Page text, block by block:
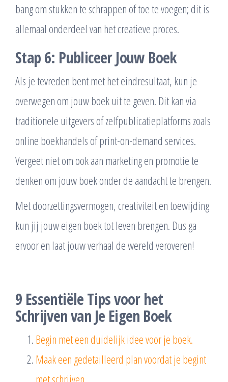
bang om stukken te schrappen of toe te voegen; dit is
allemaal onderdeel van het creatieve proces.
Stap 6: Publiceer Jouw Boek
Als je tevreden bent met het eindresultaat, kun je
overwegen om jouw boek uit te geven. Dit kan via
traditionele uitgevers of zelfpublicatieplatforms zoals
online boekhandels of print-on-demand services.
Vergeet niet om ook aan marketing en promotie te
denken om jouw boek onder de aandacht te brengen.
Met doorzettingsvermogen, creativiteit en toewijding
kun jij jouw eigen boek tot leven brengen. Dus ga
ervoor en laat jouw verhaal de wereld veroveren!
9 Essentiële Tips voor het
Schrijven van Je Eigen Boek
Begin met een duidelijk idee voor je boek.
Maak een gedetailleerd plan voordat je begint
met schrijven.